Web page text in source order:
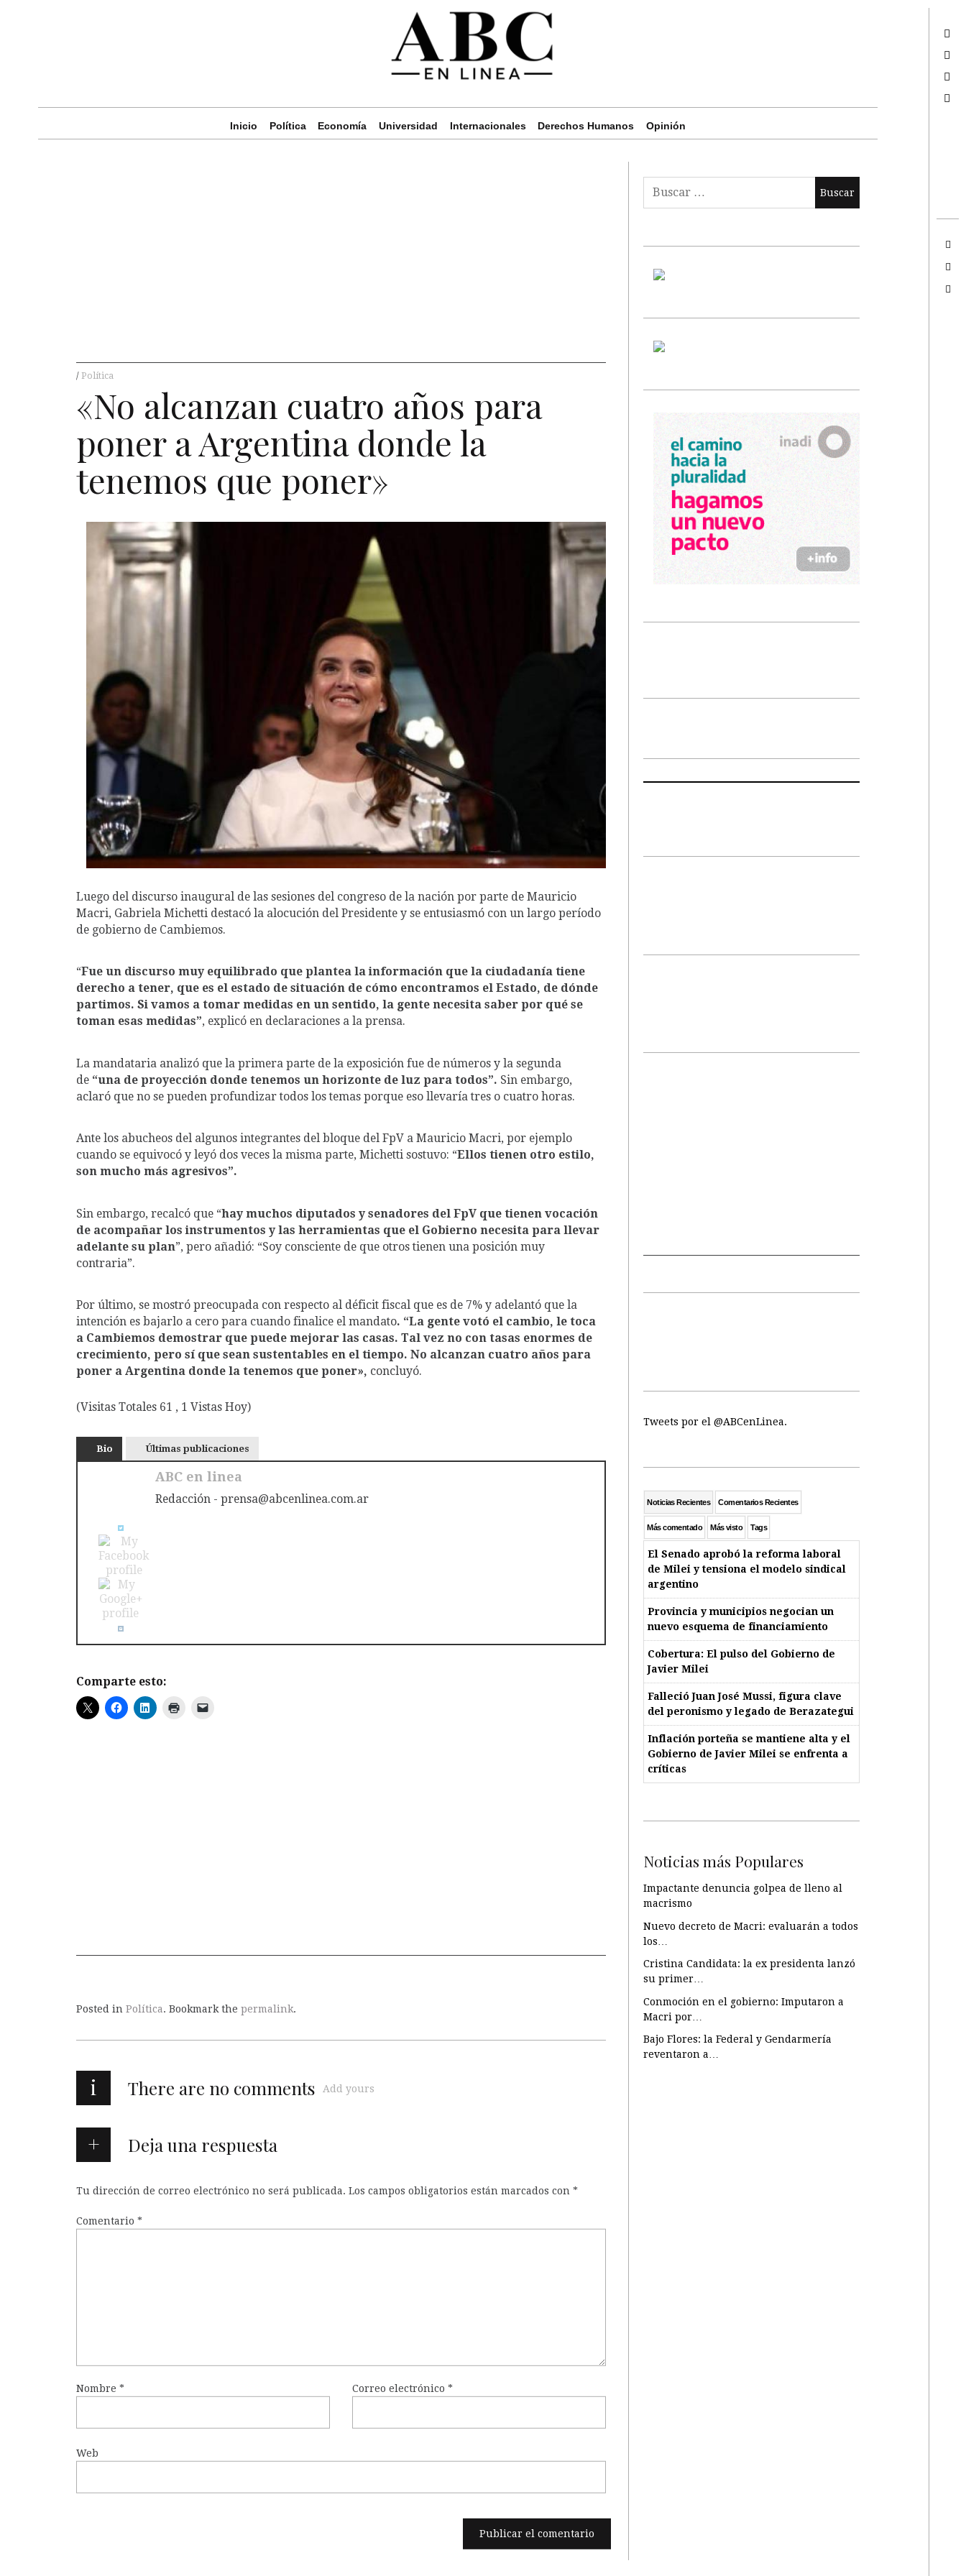
Inicio Política Economía Universidad Internacionales Derechos Humanos Opinión
Política
«No alcanzan cuatro años para
poner a Argentina donde la
tenemos que poner»
Luego del discurso inaugural de las sesiones del congreso de la nación por parte de Mauricio
Macri, Gabriela Michetti destacó la alocución del Presidente y se entusiasmó con un largo período
de gobierno de Cambiemos.
“Fue un discurso muy equilibrado que plantea la información que la ciudadanía tiene
derecho a tener, que es el estado de situación de cómo encontramos el Estado, de dónde
partimos. Si vamos a tomar medidas en un sentido, la gente necesita saber por qué se
toman esas medidas”, explicó en declaraciones a la prensa.
La mandataria analizó que la primera parte de la exposición fue de números y la segunda
de “una de proyección donde tenemos un horizonte de luz para todos”. Sin embargo,
aclaró que no se pueden profundizar todos los temas porque eso llevaría tres o cuatro horas.
Ante los abucheos del algunos integrantes del bloque del FpV a Mauricio Macri, por ejemplo
cuando se equivocó y leyó dos veces la misma parte, Michetti sostuvo: “Ellos tienen otro estilo,
son mucho más agresivos”.
Sin embargo, recalcó que “hay muchos diputados y senadores del FpV que tienen vocación
de acompañar los instrumentos y las herramientas que el Gobierno necesita para llevar
adelante su plan”, pero añadió: “Soy consciente de que otros tienen una posición muy
contraria”.
Por último, se mostró preocupada con respecto al déficit fiscal que es de 7% y adelantó que la
intención es bajarlo a cero para cuando finalice el mandato. “La gente votó el cambio, le toca
a Cambiemos demostrar que puede mejorar las casas. Tal vez no con tasas enormes de
crecimiento, pero sí que sean sustentables en el tiempo. No alcanzan cuatro años para
poner a Argentina donde la tenemos que poner», concluyó.
(Visitas Totales 61 , 1 Vistas Hoy)
Bio Últimas publicaciones
ABC en linea
Redacción - prensa@abcenlinea.com.ar
Comparte esto:
Posted in Política. Bookmark the permalink.
i There are no comments Add yours
Deja una respuesta
Tu dirección de correo electrónico no será publicada. Los campos obligatorios están marcados con *
Comentario *
Nombre * Correo electrónico*
Web
Tweets por el @ABCenLinea.
Noticias Recientes Comentarios Recientes
Más comentado Más visto Tags
El Senado aprobó la reforma laboral
de Milei y tensiona el modelo sindical
argentino
Provincia y municipios negocian un
nuevo esquema de financiamiento
Cobertura: El pulso del Gobierno de
Javier Milei
Falleció Juan José Mussi, figura clave
del peronismo y legado de Berazategui
Inflación porteña se mantiene alta y el
Gobierno de Javier Milei se enfrenta a
críticas
Noticias más Populares
Impactante denuncia golpea de lleno al
macrismo
Nuevo decreto de Macri: evaluarán a todos
los…
Cristina Candidata: la ex presidenta lanzó
su primer…
Conmoción en el gobierno: Imputaron a
Macri por…
Bajo Flores: la Federal y Gendarmería
reventaron a…